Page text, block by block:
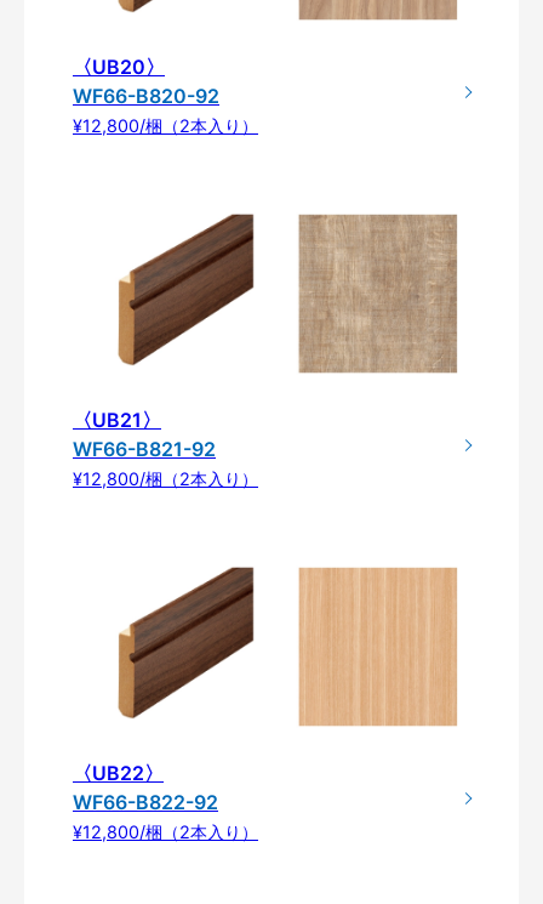
〈UB20〉
WF66-B820-92
¥12,800/梱（2本入り）
〈UB21〉
WF66-B821-92
¥12,800/梱（2本入り）
〈UB22〉
WF66-B822-92
¥12,800/梱（2本入り）